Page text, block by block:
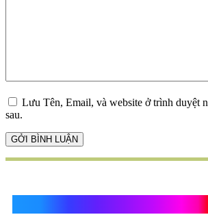
Lưu Tên, Email, và website ở trình duyệt
sau.